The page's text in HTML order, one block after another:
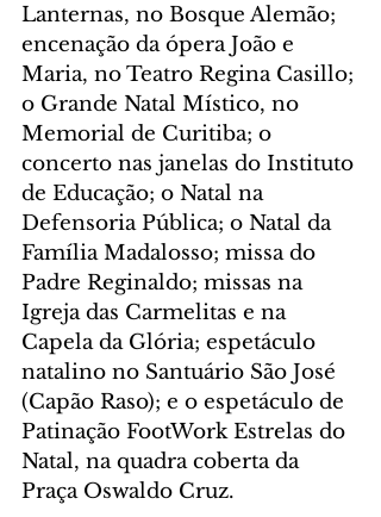
Lanternas, no Bosque Alemão;
encenação da ópera João e
Maria, no Teatro Regina Casillo;
o Grande Natal Místico, no
Memorial de Curitiba; o
concerto nas janelas do Instituto
de Educação; o Natal na
Defensoria Pública; o Natal da
Família Madalosso; missa do
Padre Reginaldo; missas na
Igreja das Carmelitas e na
Capela da Glória; espetáculo
natalino no Santuário São José
(Capão Raso); e o espetáculo de
Patinação FootWork Estrelas do
Natal, na quadra coberta da
Praça Oswaldo Cruz.